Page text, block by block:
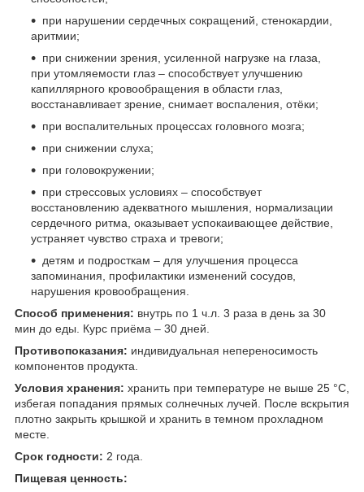
при нарушении сердечных сокращений, стенокардии,
аритмии;
при снижении зрения, усиленной нагрузке на глаза,
при утомляемости глаз – способствует улучшению
капиллярного кровообращения в области глаз,
восстанавливает зрение, снимает воспаления, отёки;
при воспалительных процессах головного мозга;
при снижении слуха;
при головокружении;
при стрессовых условиях – способствует
восстановлению адекватного мышления, нормализации
сердечного ритма, оказывает успокаивающее действие,
устраняет чувство страха и тревоги;
детям и подросткам – для улучшения процесса
запоминания, профилактики изменений сосудов,
нарушения кровообращения.
Способ применения: внутрь по 1 ч.л. 3 раза в день за 30
мин до еды. Курс приёма – 30 дней.
Противопоказания: индивидуальная непереносимость
компонентов продукта.
Условия хранения: хранить при температуре не выше 25 °С,
избегая попадания прямых солнечных лучей. После вскрытия
плотно закрыть крышкой и хранить в темном прохладном
месте.
Срок годности: 2 года.
Пищевая ценность: